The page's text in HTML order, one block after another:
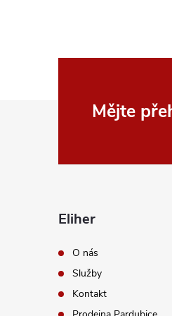
Mějte
Eliher
O nás
Služby
Kontakt